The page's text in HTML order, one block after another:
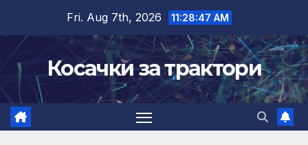
content
Fri. Aug 7th, 2026 11:28:48 AM
Косачки за трактори